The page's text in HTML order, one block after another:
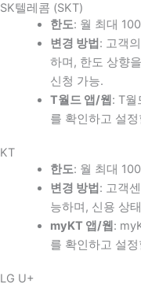
SK텔레콤 (SKT)
한도: 월 최대
변경 방법 : 고객
하며, 한도 상향
신청 가능.
T월드 앱/웹 : T월
를 확인하고 설
KT
한도: 월 최대
변경 방법 : 고객
능하며, 신용 상
myKT 앱/웹 :
를 확인하고 설
LG U+